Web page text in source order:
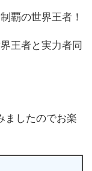
覇の世界王者！
王者と実力者同
ましたのでお楽